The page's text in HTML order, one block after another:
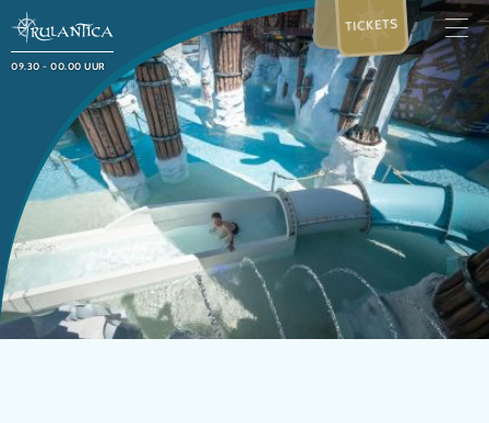
09.30 - 00.00 UUR
TICKETS